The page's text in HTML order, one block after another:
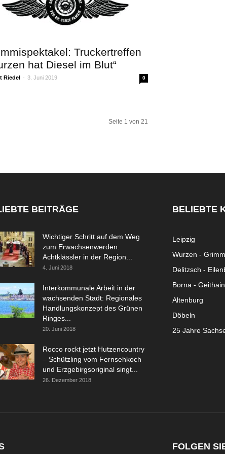
Truckertreffen
hat Diesel im Blut“
Riedel - 3. Juni 2019 0
Seite 1 von 21
BEITRÄGE
Wichtiger Schritt auf dem Weg
zum Erwachsenwerden:
Achtklässler in der Region...
4. Juni 2018
Interkommunale Arbeit in der
wachsenden Stadt: Regionales
Handlungskonzept des Grünen
Ringes...
20. Juni 2018
Rocco rockt jetzt Hutzencountry
– Schützling vom Fernsehkoch
und Erzgebirgsoriginal singt...
26. Dezember 2018
BELIEBTE
Leipzig
Wurzen -
Delitzsch -
Borna - Geithain
Altenburg
Döbeln
25 Jahre
FOLGEN